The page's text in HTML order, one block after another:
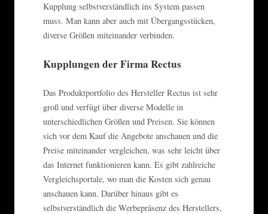
Kupplung selbstverständlich ins System passen
muss. Man kann aber auch mit Übergangsstücken,
diverse Größen miteinander verbinden.
Kupplungen der Firma Rectus
Das Produktportfolio des Hersteller Rectus ist sehr
groß und verfügt über diverse Modelle in
unterschiedlichen Größen und Preisen. Sie können
sich vor dem Kauf die Angebote anschauen und die
Preise miteinander vergleichen, was sehr leicht über
das Internet funktionieren kann. Es gibt zahlreiche
Vergleichsportale, wo man die Kosten sich genau
anschauen kann. Darüber hinaus gibt es
selbstverständlich die Werbepräsenz des Herstellers,